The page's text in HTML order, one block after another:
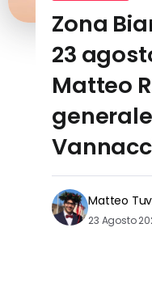
Zona
23
Matteo
Matteo
23 Agosto